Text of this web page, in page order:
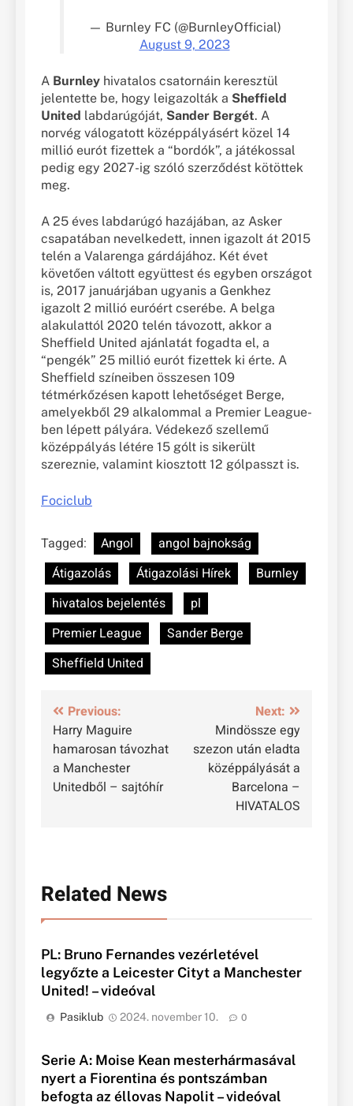
— Burnley FC (@BurnleyOfficial)
August 9, 2023
A Burnley hivatalos csatornáin keresztül
jelentette be, hogy leigazolták a Sheffield
United labdarúgóját, Sander Bergét. A
norvég válogatott középpályásért közel 14
millió eurót fizettek a “bordók”, a játékossal
pedig egy 2027-ig szóló szerződést kötöttek
meg.
A 25 éves labdarúgó hazájában, az Asker
csapatában nevelkedett, innen igazolt át 2015
telén a Valarenga gárdájához. Két évet
követően váltott együttest és egyben országot
is, 2017 januárjában ugyanis a Genkhez
igazolt 2 millió euróért cserébe. A belga
alakulattól 2020 telén távozott, akkor a
Sheffield United ajánlatát fogadta el, a
“pengék” 25 millió eurót fizettek ki érte. A
Sheffield színeiben összesen 109
tétmérkőzésen kapott lehetőséget Berge,
amelyekből 29 alkalommal a Premier League-
ben lépett pályára. Védekező szellemű
középpályás létére 15 gólt is sikerült
szereznie, valamint kiosztott 12 gólpasszt is.
Fociclub
Tagged: Angol
angol bajnokság
Átigazolás
Átigazolási Hírek
Burnley
hivatalos bejelentés
pl
Premier League
Sander Berge
Sheffield United
Bejegyzés
navigáció
Previous:
Harry Maguire
hamarosan távozhat
a Manchester
Unitedből – sajtóhír
Next:
Mindössze egy
szezon után eladta
középpályását a
Barcelona –
HIVATALOS
Related News
PL: Bruno Fernandes vezérletével
legyőzte a Leicester Cityt a Manchester
United! – videóval
Pasiklub 2024. november 10. 0
Serie A: Moise Kean mesterhármasával
nyert a Fiorentina és pontszámban
befogta az éllovas Napolit – videóval